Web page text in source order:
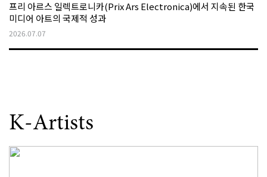
프리 아르스 일렉트로니카(Prix Ars Electronica)에서 지속된 한국
미디어 아트의 국제적 성과
2026.07.07
K-Artists